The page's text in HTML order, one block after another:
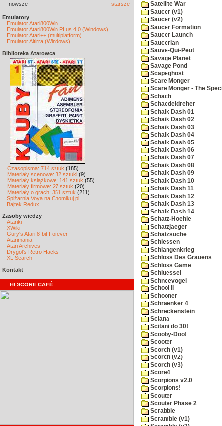
nowsze starsze
Emulatory
Emulator Atari800Win
Emulator Atari800Win PLus 4.0 (Windows)
Emulator Atari++ (multiplatform)
Emulator Altirra (Windows)
Biblioteka Atarowca
Czasopisma: 714 sztuk (185)
Materiały scenowe: 32 sztuki (9)
Materiały książkowe: 141 sztuk (55)
Materiały firmowe: 27 sztuk (20)
Materiały o grach: 351 sztuk (211)
Spiżarnia Voya na Chomikuj.pl
Bajtek Redux
Zasoby wiedzy
Atariki
XWiki
Gury's Atari 8-bit Forever
Atarimania
Atari Archives
Drygol's Retro Hacks
XL Search
Kontakt
HI SCORE CAFÉ
Satellite War
Saucer (v1)
Saucer (v2)
Saucer Formation
Saucer Launch
Saucerian
Sauve-Qui-Peut
Savage Planet
Savage Pond
Scapeghost
Scare Monger
Scare Monger - The
Schach
Schaedeldreher
Schaik Dash 01
Schaik Dash 02
Schaik Dash 03
Schaik Dash 04
Schaik Dash 05
Schaik Dash 06
Schaik Dash 07
Schaik Dash 08
Schaik Dash 09
Schaik Dash 10
Schaik Dash 11
Schaik Dash 12
Schaik Dash 13
Schaik Dash 14
Schatz-Hoehle
Schatzjaeger
Schatzsuche
Schiessen
Schlangenkrieg
Schloss Des Grauens
Schloss Game
Schluessel
Schneevogel
School II
Schooner
Schraenker 4
Schreckenstein
Sciana
Scitani do 30!
Scooby-Doo!
Scooter
Scorch (v1)
Scorch (v2)
Scorch (v3)
Score4
Scorpions v2.0
Scorpions!
Scouter
Scouter Phase 2
Scrabble
Scramble (v1)